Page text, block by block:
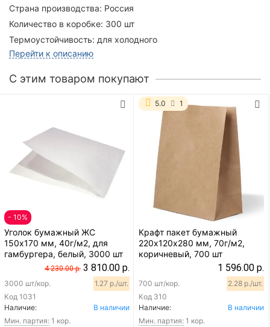
Страна производства: Россия
Количество в коробке: 300 шт
Термоустойчивость: для холодного
Перейти к описанию
C этим товаром покупают
- 10%
Уголок бумажный ЖС
150х170 мм, 40г/м2, для
гамбургера, белый, 3000 шт
4 230.00 р. 3 810.00 р.
Код 1031
3000 шт/кор. 1.27 р./шт.
Наличие:
В наличии
Мин. партия: 1 кор.
5.0 1
Крафт пакет бумажный
220х120х280 мм, 70г/м2,
коричневый, 700 шт
1 596.00 р.
Код 310
700 шт/кор. 2.28 р./шт.
Наличие:
В наличии
Мин. партия: 1 кор.